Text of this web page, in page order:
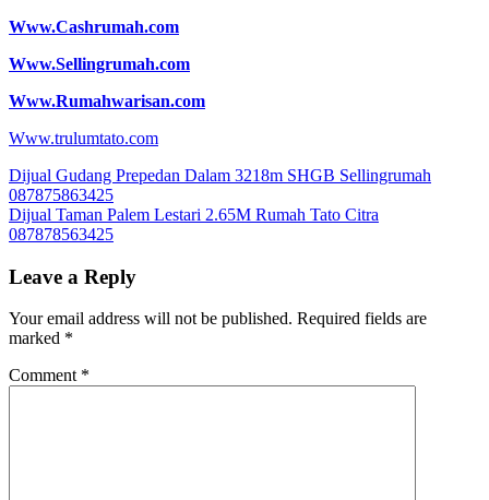
Www.Cashrumah.com
Www.Sellingrumah.com
Www.Rumahwarisan.com
Www.trulumtato.com
Post
navigation
Dijual Gudang Prepedan Dalam 3218m SHGB Sellingrumah
087875863425
Dijual Taman Palem Lestari 2.65M Rumah Tato Citra
087878563425
Leave a Reply
Your email address will not be published. Required fields are
marked *
Comment *